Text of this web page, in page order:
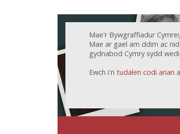
Mae'r Bywgraffiadur
Mae ar gael am ddim ac
gydnabod Cymry sydd
Ewch i'n tudalen codi arian